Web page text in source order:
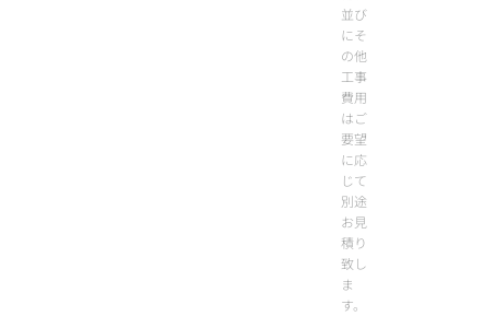
並び
にそ
の他
工事
費用
はご
要望
に応
じて
別途
お見
積り
致し
ま
す。